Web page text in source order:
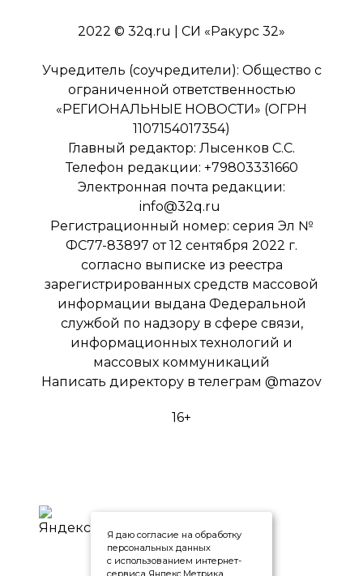
2022 © 32q.ru | СИ «Ракурс 32»
Учредитель (соучредители): Общество с
ограниченной ответственностью
«РЕГИОНАЛЬНЫЕ НОВОСТИ» (ОГРН
1107154017354)
Главный редактор: Лысенков С.С.
Телефон редакции: +79803331660
Электронная почта редакции:
info@32q.ru
Регистрационный номер: серия Эл №
ФС77-83897 от 12 сентября 2022 г.
согласно выписке из реестра
зарегистрированных средств массовой
информации выдана Федеральной
службой по надзору в сфере связи,
информационных технологий и
массовых коммуникаций
Написать директору в телеграм @mazov
16+
Я даю согласие на обработку
персональных данных
с использованием интернет-
сервиса Яндекс.Метрика,